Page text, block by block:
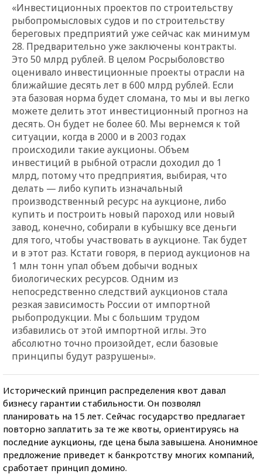
«Инвестиционных проектов по строительству
рыбопромысловых судов и по строительству
береговых предприятий уже сейчас как минимум
28. Предварительно уже заключены контракты.
Это 50 млрд рублей. В целом Росрыболовство
оценивало инвестиционные проекты отрасли на
ближайшие десять лет в 600 млрд рублей. Если
эта базовая норма будет сломана, то мы и вы легко
можете делить этот инвестиционный прогноз на
десять. Он будет не более 60. Мы вернемся к той
ситуации, когда в 2000 и в 2003 годах
происходили такие аукционы. Объем
инвестиций в рыбной отрасли доходил до 1
млрд, потому что предприятия, выбирая, что
делать — либо купить изначальный
производственный ресурс на аукционе, либо
купить и построить новый пароход или новый
завод, конечно, собирали в кубышку все деньги
для того, чтобы участвовать в аукционе. Так будет
и в этот раз. Кстати говоря, в период аукционов на
1 млн тонн упал объем добычи водных
биологических ресурсов. Одним из
непосредственно следствий аукционов стала
резкая зависимость России от импортной
рыбопродукции. Мы с большим трудом
избавились от этой импортной иглы. Это
абсолютно точно произойдет, если базовые
принципы будут разрушены».
Исторический принцип распределения квот давал
бизнесу гарантии стабильности. Он позволял
планировать на 15 лет. Сейчас государство предлагает
повторно заплатить за те же квоты, ориентируясь на
последние аукционы, где цена была завышена. Анонимное
предложение приведет к банкротству многих компаний,
сработает принцип домино.